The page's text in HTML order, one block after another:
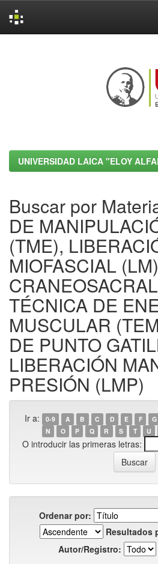
UNIVERSIDAD LAICA "ELOY
Buscar por
DE
(TME),
MIOFASCIAL
TÉCNICA DE
MUSCULAR
DE PUNTO
LIBERACIÓN
PRESIÓN (LMP)
Ir a: 0-9 A B C D E F G
N
O P Q R S T U
O introducir las primeras letras:
Ordenar por:
Resultados
Autor/Registro: